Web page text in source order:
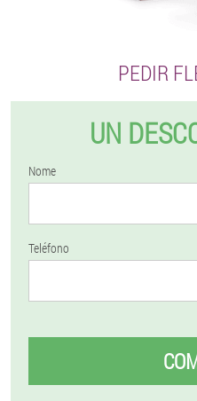
PEDIR
UN
Nome
Teléfono